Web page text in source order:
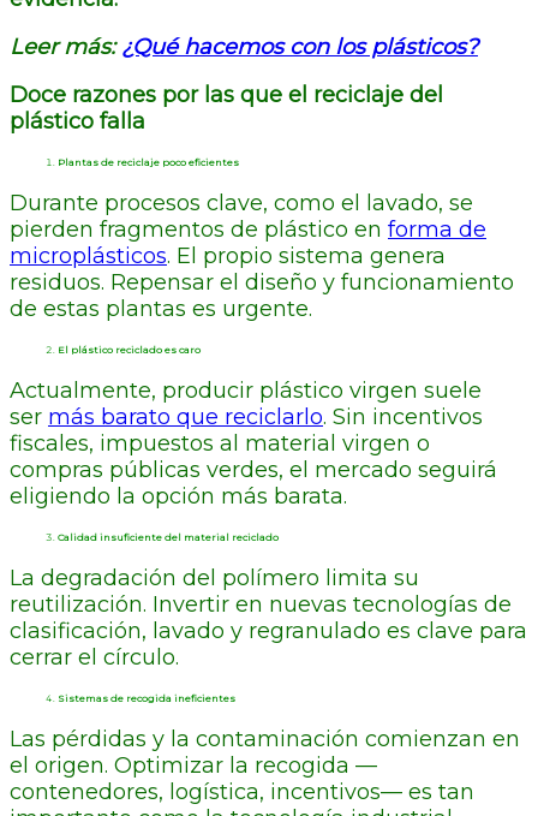
Leer más:¿Qué hacemos con los plásticos?
Doce razones por las que el reciclaje del
plástico falla
Plantas de reciclaje poco eficientes
Durante procesos clave, como el lavado, se
pierden fragmentos de plástico en forma de
microplásticos. El propio sistema genera
residuos. Repensar el diseño y funcionamiento
de estas plantas es urgente.
El plástico reciclado es caro
Actualmente, producir plástico virgen suele
ser más barato que reciclarlo. Sin incentivos
fiscales, impuestos al material virgen o
compras públicas verdes, el mercado seguirá
eligiendo la opción más barata.
Calidad insuficiente del material reciclado
La degradación del polímero limita su
reutilización. Invertir en nuevas tecnologías de
clasificación, lavado y regranulado es clave para
cerrar el círculo.
Sistemas de recogida ineficientes
Las pérdidas y la contaminación comienzan en
el origen. Optimizar la recogida —
contenedores, logística, incentivos— es tan